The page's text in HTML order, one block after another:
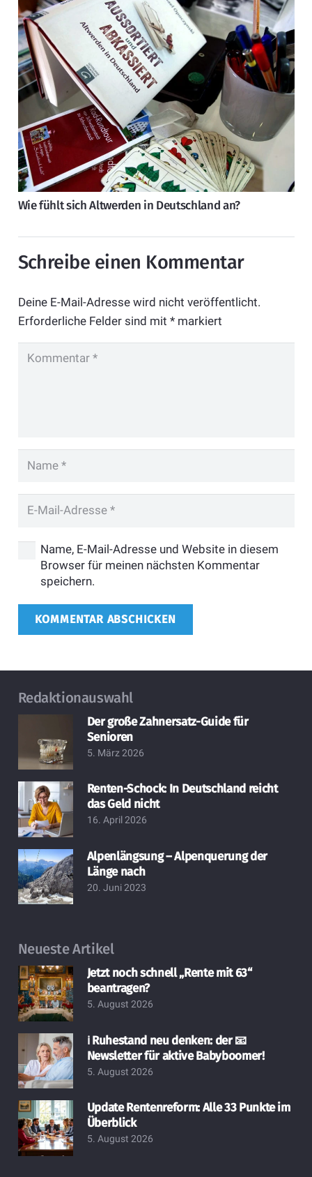
Wie fühlt sich Altwerden in Deutschland an?
Schreibe einen Kommentar
Deine E-Mail-Adresse wird nicht veröffentlicht.
Erforderliche Felder sind mit *markiert
Name, E-Mail-Adresse und Website in diesem
Browser für meinen nächsten Kommentar
speichern.
KOMMENTAR ABSCHICKEN
Redaktionauswahl
Der große Zahnersatz-Guide für
Senioren
5. März 2026
Renten-Schock: In Deutschland reicht
das Geld nicht
16. April 2026
Alpenlängsung – Alpenquerung der
Länge nach
20. Juni 2023
Neueste Artikel
Jetzt noch schnell „Rente mit 63“
beantragen?
5. August 2026
ℹ️ Ruhestand neu denken: der 📧
Newsletter für aktive Babyboomer!
5. August 2026
Update Rentenreform: Alle 33 Punkte im
Überblick
5. August 2026